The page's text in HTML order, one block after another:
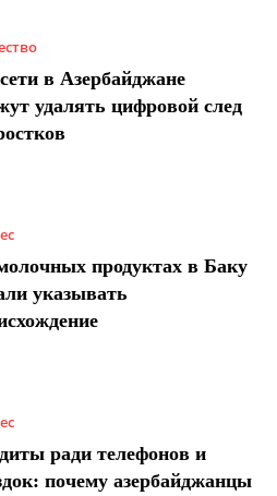
в Азербайджане
удалять цифровой след
продуктах в Баку
указывать
ради телефонов и
почему азербайджанцы